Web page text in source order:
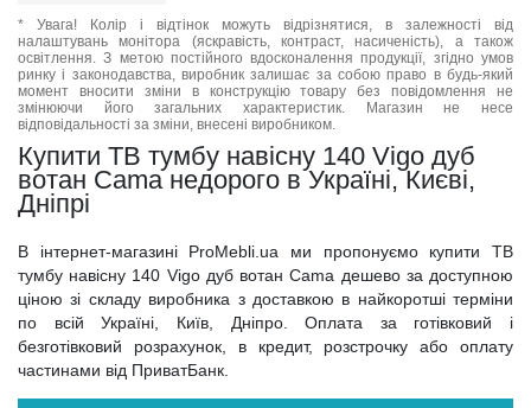
* Увага! Колір і відтінок можуть відрізнятися, в залежності від
налаштувань монітора (яскравість, контраст, насиченість), а також
освітлення. З метою постійного вдосконалення продукції, згідно умов
ринку і законодавства, виробник залишає за собою право в будь-який
момент вносити зміни в конструкцію товару без повідомлення не
змінюючи його загальних характеристик. Магазин не несе
відповідальності за зміни, внесені виробником.
Купити ТВ тумбу навісну 140 Vigo дуб
вотан Cama недорого в Україні, Києві,
Дніпрі
В інтернет-магазині ProMebli.ua ми пропонуємо купити ТВ
тумбу навісну 140 Vigo дуб вотан Cama дешево за доступною
ціною зі складу виробника з доставкою в найкоротші терміни
по всій Україні, Київ, Дніпро. Оплата за готівковий і
безготівковий розрахунок, в кредит, розстрочку або оплату
частинами від ПриватБанк.